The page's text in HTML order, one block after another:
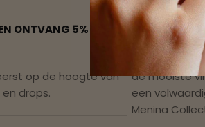
ONTVANG 5%
op de hoogte van
drops.
MENINA
In 2019
de mooiste
een
Menina